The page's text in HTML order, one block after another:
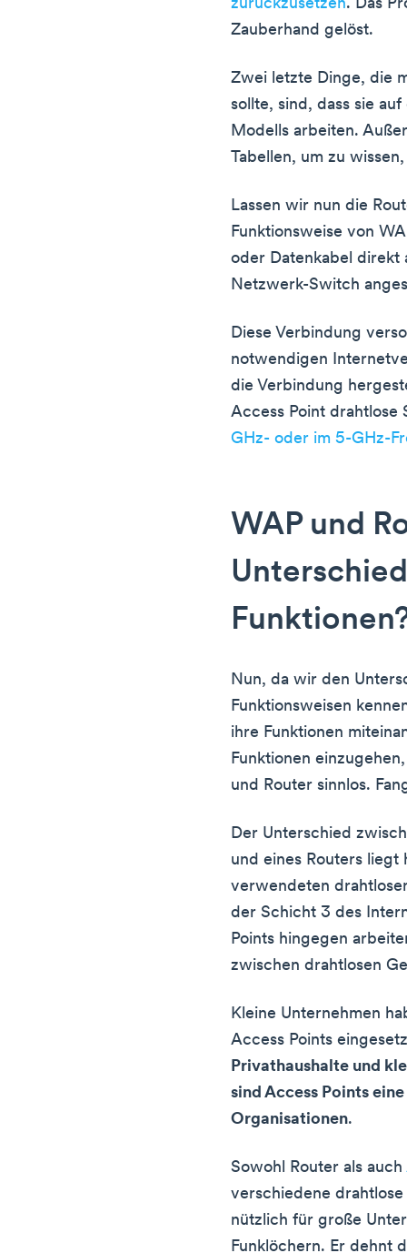
zurückzusetzen. Das
Zauberhand gelöst.
Zwei letzte Dinge, die
sollte, sind, dass sie
Modells arbeiten.
Tabellen, um zu
Lassen wir nun die
Funktionsweise von
oder Datenkabel direkt
Netzwerk-Switch
Diese Verbindung
notwendigen
die Verbindung
Access Point
GHz- oder im 5-GHz-
WAP und
Nun, da wir den
Funktionsweisen
ihre Funktionen
Funktionen
und Router sinnlos.
Der Unterschied
und eines Routers
verwendeten
der Schicht 3 des
Points hingegen
zwischen drahtlosen
Kleine Unternehmen
Access Points
Privathaushalte und
sind Access Points
Organisationen.
Sowohl Router als auch
verschiedene
nützlich für große
Funklöchern. Er dehnt